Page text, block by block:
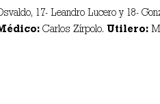
17- Leandro Lucero y 18-
Carlos Zírpolo. Utilero: